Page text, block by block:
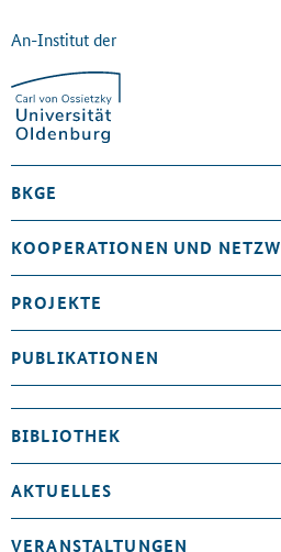
An-Institut der
BKGE
KOOPERATIONEN UND
PROJEKTE
PUBLIKATIONEN
BIBLIOTHEK
AKTUELLES
VERANSTALTUNGEN